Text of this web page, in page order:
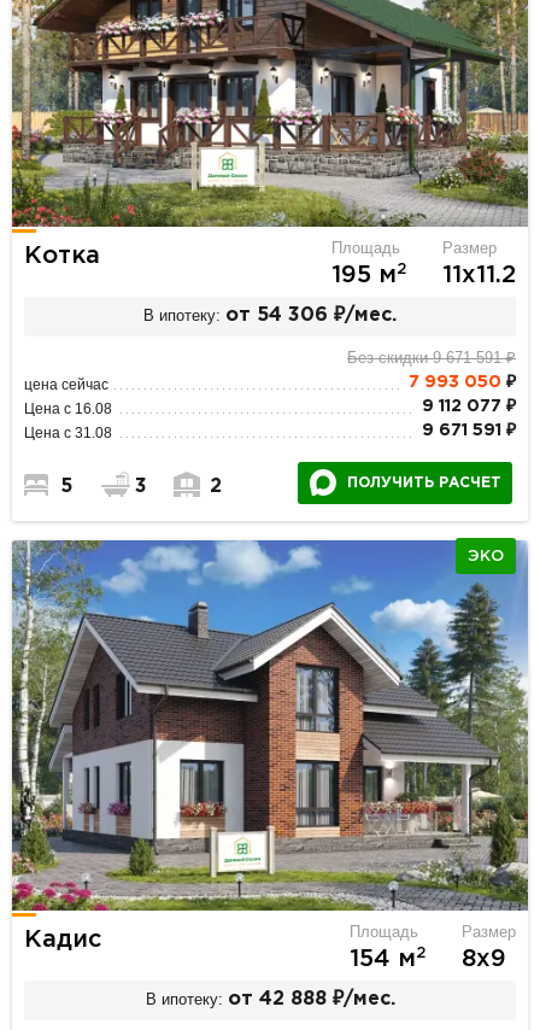
Котка Площадь
195 м2
Размер
11х11.2
В ипотеку: от 54 306 ₽/мес.
Без скидки 9 671 591 ₽
цена сейчас 7 993 050 ₽
Цена с 16.08 9 112 077 ₽
Цена с 31.08 9 671 591 ₽
5 3 2 ПОЛУЧИТЬ РАСЧЕТ
ЭКО
Кадис Площадь
154 м2
Размер
8х9
В ипотеку: от 42 888 ₽/мес.